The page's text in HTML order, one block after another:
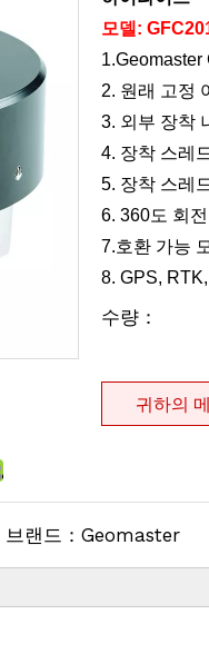
모델:
1.Geomaster
2. 원래 고정
3. 외부 장착
4. 장착 스레
5. 장착 스레
6. 360도 회
7.호환 가능
8. GPS,
수량：
귀하의
랜드： Geomaster